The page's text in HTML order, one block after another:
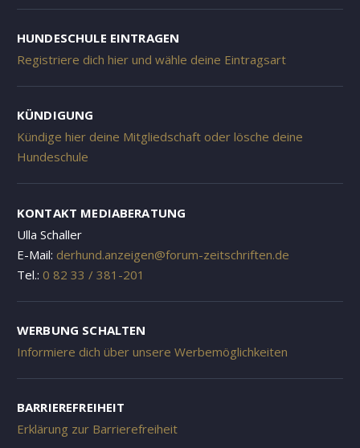
HUNDESCHULE EINTRAGEN
Registriere dich hier und wähle deine Eintragsart
KÜNDIGUNG
Kündige hier deine Mitgliedschaft oder lösche deine
Hundeschule
KONTAKT MEDIABERATUNG
Ulla Schaller
E-Mail: derhund.anzeigen@forum-zeitschriften.de
Tel.: 0 82 33 / 381-201
WERBUNG SCHALTEN
Informiere dich über unsere Werbemöglichkeiten
BARRIEREFREIHEIT
Erklärung zur Barrierefreiheit